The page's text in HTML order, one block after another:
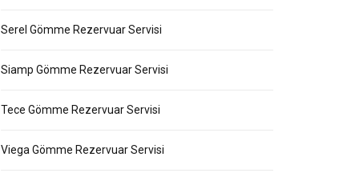
Serel Gömme Rezervuar Servisi
Siamp Gömme Rezervuar Servisi
Tece Gömme Rezervuar Servisi
Viega Gömme Rezervuar Servisi